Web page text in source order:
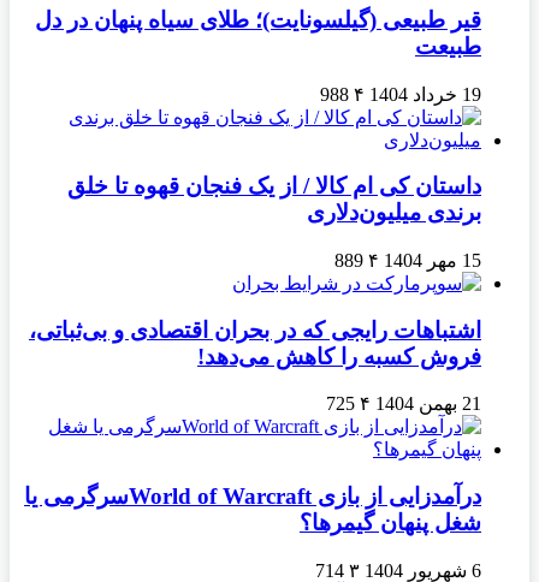
قیر طبیعی (گیلسونایت)؛ طلای سیاه پنهان در دل
طبیعت
19 خرداد 1404 ۴ 988
داستان کی ام کالا / از یک فنجان قهوه تا خلق
برندی میلیون‌دلاری
15 مهر 1404 ۴ 889
اشتباهات رایجی که در بحران اقتصادی و بی‌ثباتی،
فروش کسبه را کاهش می‌دهد!
21 بهمن 1404 ۴ 725
درآمدزایی از بازی World of Warcraftسرگرمی یا
شغل پنهان گیمرها؟
6 شهریور 1404 ۳ 714